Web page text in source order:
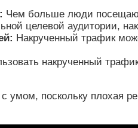
Чем больше люди
целевой аудитории,
Накрученный трафик
накрученный
умом, поскольку плохая